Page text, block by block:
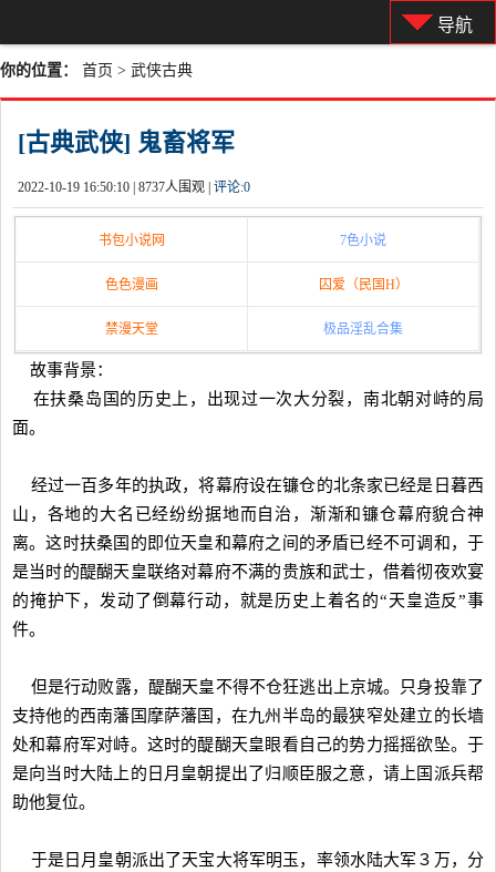
导航
你的位置： 首页 > 武侠古典
[古典武侠] 鬼畜将军
2022-10-19 16:50:10 | 8737人围观 | 评论:0
书包小说网 7色小说
色色漫画 囚爱（民国H）
禁漫天堂 极品淫乱合集
故事背景：
在扶桑岛国的历史上，出现过一次大分裂，南北朝对峙的局
面。
经过一百多年的执政，将幕府设在镰仓的北条家已经是日暮西
山，各地的大名已经纷纷据地而自治，渐渐和镰仓幕府貌合神
离。这时扶桑国的即位天皇和幕府之间的矛盾已经不可调和，于
是当时的醍醐天皇联络对幕府不满的贵族和武士，借着彻夜欢宴
的掩护下，发动了倒幕行动，就是历史上着名的“天皇造反”事
件。
但是行动败露，醍醐天皇不得不仓狂逃出上京城。只身投靠了
支持他的西南藩国摩萨藩国，在九州半岛的最狭窄处建立的长墙
处和幕府军对峙。这时的醍醐天皇眼看自己的势力摇摇欲坠。于
是向当时大陆上的日月皇朝提出了归顺臣服之意，请上国派兵帮
助他复位。
于是日月皇朝派出了天宝大将军明玉，率领水陆大军３万，分